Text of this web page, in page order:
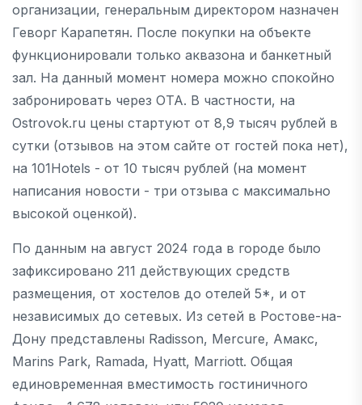
организации, генеральным директором назначен
Геворг Карапетян. После покупки на объекте
функционировали только аквазона и банкетный
зал. На данный момент номера можно спокойно
забронировать через ОТА. В частности, на
Ostrovok.ru цены стартуют от 8,9 тысяч рублей в
сутки (отзывов на этом сайте от гостей пока нет),
на 101Hotels - от 10 тысяч рублей (на момент
написания новости - три отзыва с максимально
высокой оценкой).
По данным на август 2024 года в городе было
зафиксировано 211 действующих средств
размещения, от хостелов до отелей 5*, и от
независимых до сетевых. Из сетей в Ростове-на-
Дону представлены Radisson, Mercure, Амакс,
Marins Park, Ramada, Hyatt, Marriott. Общая
единовременная вместимость гостиничного